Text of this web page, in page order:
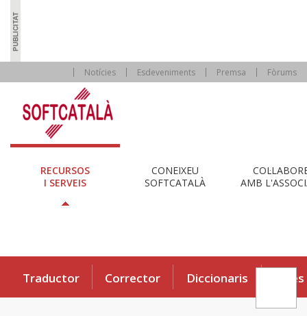
Notícies Esdeveniments Premsa Fòrums
RECURSOS
I SERVEIS
CONEIXEU
SOFTCATALÀ
AMB
Traductor Corrector Diccionaris Eines